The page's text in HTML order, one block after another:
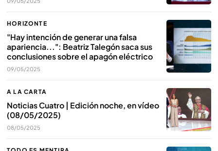
HORIZONTE
"Hay intención de generar una falsa
apariencia...": Beatriz Talegón saca sus
conclusiones sobre el apagón eléctrico
09/05/2025
A LA CARTA
Noticias Cuatro | Edición noche, en vídeo
(08/05/2025)
08/05/2025